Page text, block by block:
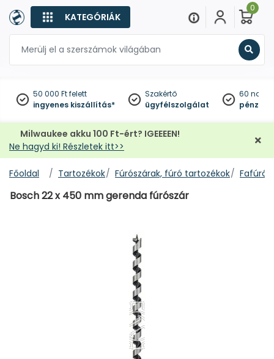
KATEGÓRIÁK
0
50 000 Ft felett
ingyenes kiszállítás*
Szakértő
ügyfélszolgálat
60
Milwaukee akku 100 Ft-ért? IGEEEEN!
Ne hagyd ki! Részletek itt>>
Főoldal Tartozékok Fúrószárak, fúró tartozékok Fafúrók
Bosch 22 x 450 mm gerenda fúrószár